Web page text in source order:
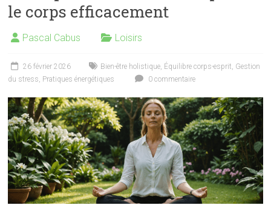
le corps efficacement
Pascal Cabus Loisirs
26 février 2026 Bien-être holistique, Équilibre corps-esprit, Gestion
du stress, Pratiques énergétiques 0 commentaire